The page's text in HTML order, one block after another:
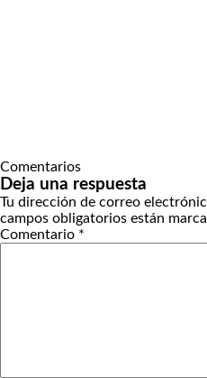
Comentarios
Deja una respuesta
Tu dirección de correo
campos obligatorios están
Comentario *